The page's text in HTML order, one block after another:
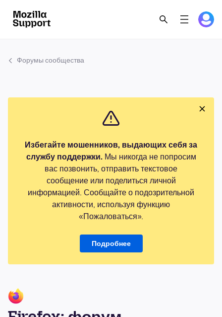
Форумы сообщества
Избегайте мошенников, выдающих себя за
службу поддержки.Мы никогда не попросим
вас позвонить, отправить текстовое
сообщение или поделиться личной
информацией. Сообщайте о подозрительной
активности, используя функцию
«Пожаловаться».
Подробнее